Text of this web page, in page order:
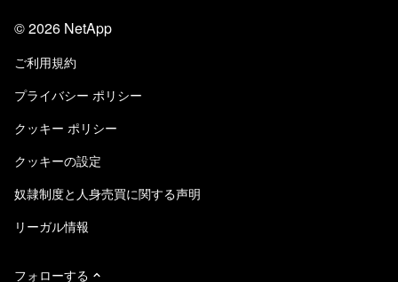
知識の習得
Trust Center
責任と持続可能性
品質に関する認定
NetApp Instaclustr
ブログ
カスタマー エクスペリエンス
ユーザ事例
当サイトに関するフィードバック
アクセシビリティ
Eメールの登録
©2026 NetApp
ご利用規約
プライバシー ポリシー
クッキー ポリシー
クッキーの設定
奴隷制度と人身売買に関する声明
リーガル情報
フォローする